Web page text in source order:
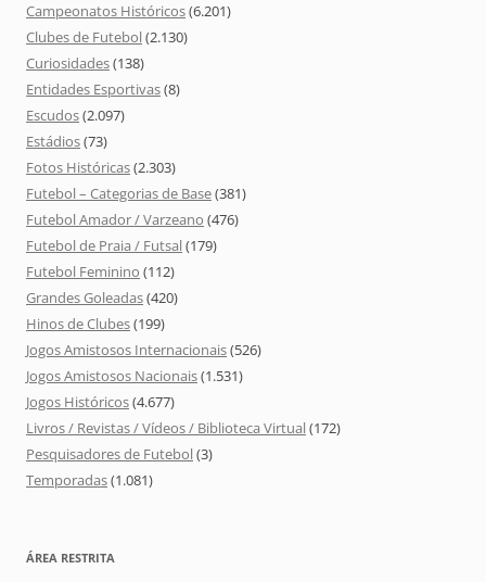
Campeonatos Históricos(6.201)
Clubes de Futebol(2.130)
Curiosidades(138)
Entidades Esportivas(8)
Escudos(2.097)
Estádios(73)
Fotos Históricas(2.303)
Futebol – Categorias de Base(381)
Futebol Amador / Varzeano (476)
Futebol de Praia / Futsal(179)
Futebol Feminino (112)
Grandes Goleadas(420)
Hinos de Clubes(199)
Jogos Amistosos Internacionais(526)
Jogos Amistosos Nacionais(1.531)
Jogos Históricos(4.677)
Livros / Revistas / Vídeos / Biblioteca Virtual(172)
Pesquisadores de Futebol(3)
Temporadas(1.081)
ÁREA RESTRITA